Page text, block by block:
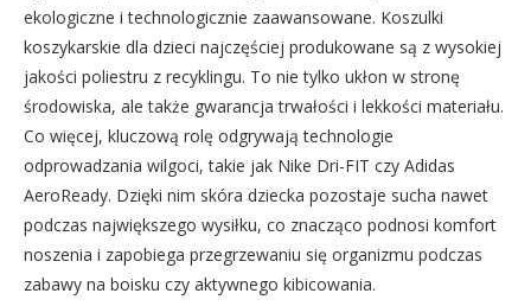
ekologiczne i technologicznie zaawansowane. Koszulki
koszykarskie dla dzieci najczęściej produkowane są z wysokiej
jakości poliestru z recyklingu. To nie tylko ukłon w stronę
środowiska, ale także gwarancja trwałości i lekkości materiału.
Co więcej, kluczową rolę odgrywają technologie
odprowadzania wilgoci, takie jak Nike Dri-FIT czy Adidas
AeroReady. Dzięki nim skóra dziecka pozostaje sucha nawet
podczas największego wysiłku, co znacząco podnosi komfort
noszenia i zapobiega przegrzewaniu się organizmu podczas
zabawy na boisku czy aktywnego kibicowania.